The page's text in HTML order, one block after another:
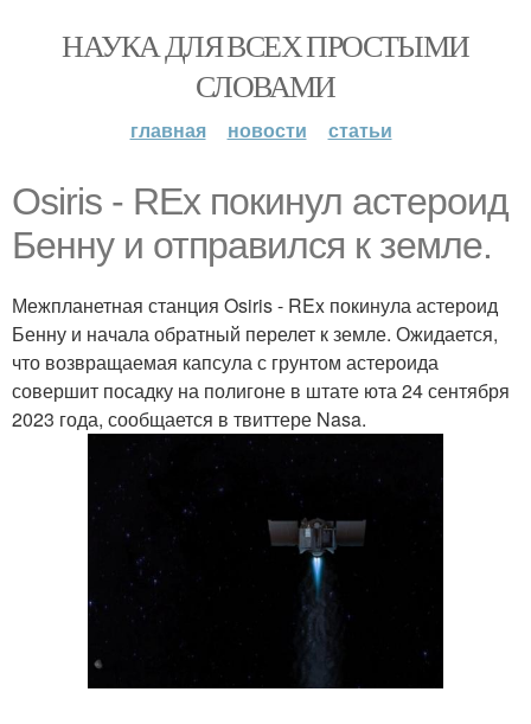
НАУКА ДЛЯ ВСЕХ ПРОСТЫМИ
СЛОВАМИ
главная новости статьи
Osiris - REx покинул астероид
Бенну и отправился к земле.
Межпланетная станция Osiris - REx покинула астероид
Бенну и начала обратный перелет к земле. Ожидается,
что возвращаемая капсула с грунтом астероида
совершит посадку на полигоне в штате юта 24 сентября
2023 года, сообщается в твиттере Nasa.